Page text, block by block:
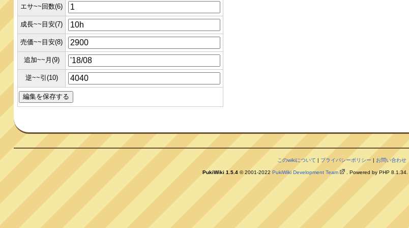
エサ~~回数(6)
成長~~目安(7)
売価~~目安(8)
追加~~月(9)
逆~~引(10)
このwikiについて | プライバシーポリシー | お問い合わせ
PukiWiki 1.5.4 © 2001-2022 PukiWiki Development Team . Powered by PHP